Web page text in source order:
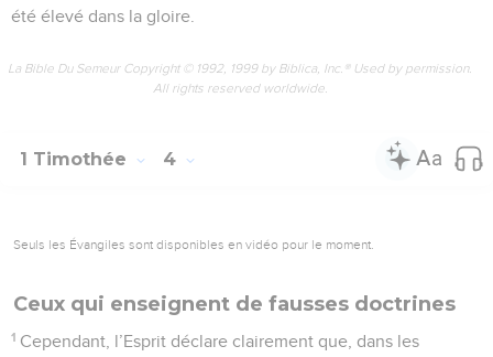
été élevé dans la gloire.
La Bible Du Semeur Copyright © 1992, 1999 by Biblica, Inc.® Used by permission.
All rights reserved worldwide.
1 Timothée 4
Seuls les Évangiles sont disponibles en vidéo pour le moment.
Ceux qui enseignent de fausses doctrines
1 Cependant, l’Esprit déclare clairement que, dans les